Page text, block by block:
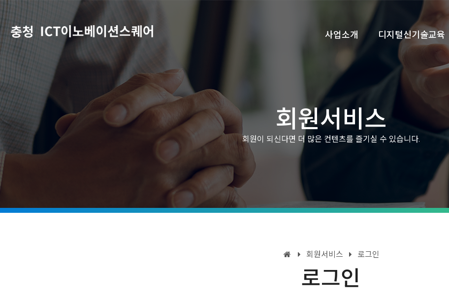
사업소개 디지털신기술교육
회원서비스
회원이 되신다면 더 많은 컨텐츠를 즐기실 수 있습니다.
회원서비스 로그인
로그인